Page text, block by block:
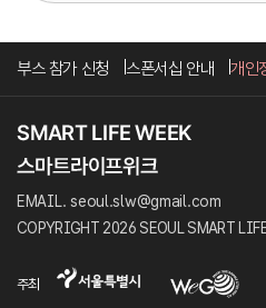
부스 참가 신청 스폰서십 안내 개인
EMAIL. seoul.slw@gmail.com
COPYRIGHT 2026 SEOUL SMART
주최